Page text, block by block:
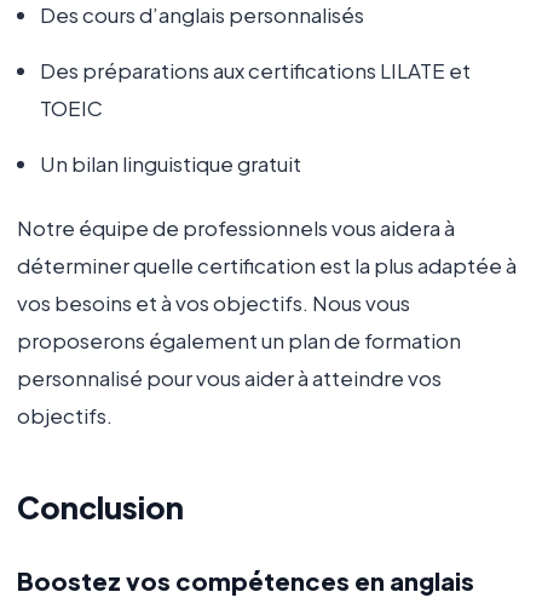
Des cours d’anglais personnalisés
Des préparations aux certifications LILATE et
TOEIC
Un bilan linguistique gratuit
Notre équipe de professionnels vous aidera à
déterminer quelle certification est la plus adaptée à
vos besoins et à vos objectifs. Nous vous
proposerons également un plan de formation
personnalisé pour vous aider à atteindre vos
objectifs.
Conclusion
Boostez vos compétences en anglais